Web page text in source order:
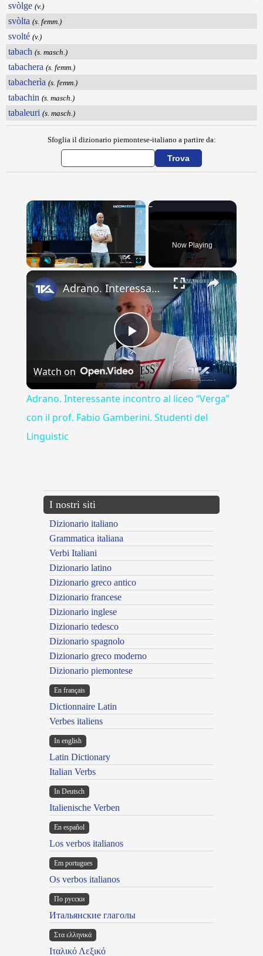
svòlge (v.)
svòlta (s. femm.)
svolté (v.)
tabach (s. masch.)
tabachera (s. femm.)
tabacherìa (s. femm.)
tabachin (s. masch.)
tabaleuri (s. masch.)
Sfoglia il dizionario piemontese-italiano a partire da:
×
Now Playing
×
Play
Video
Adrano. Interessante incontro al liceo “Verga” con il prof. Fabio Gamberini. Studenti del Linguistic
Watch on
Adrano. Interessante incontro al liceo “Verga”
con il prof. Fabio Gamberini. Studenti del
Linguistic
I nostri siti
Dizionario italiano
Grammatica italiana
Verbi Italiani
Dizionario latino
Dizionario greco antico
Dizionario francese
Dizionario inglese
Dizionario tedesco
Dizionario spagnolo
Dizionario greco moderno
Dizionario piemontese
En français
Dictionnaire Latin
Verbes italiens
In english
Latin Dictionary
Italian Verbs
In Deutsch
Italienische Verben
En español
Los verbos italianos
Em portugues
Os verbos italianos
По русски
Итальянские глаголы
Στα ελληνικά
Ιταλικό Λεξικό